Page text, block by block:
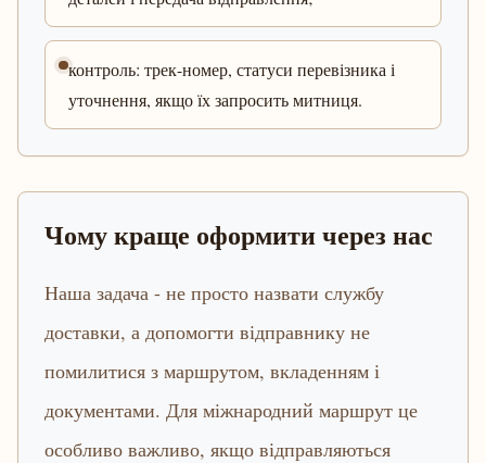
контроль: трек-номер, статуси перевізника і
уточнення, якщо їх запросить митниця.
Чому краще оформити через нас
Наша задача - не просто назвати службу
доставки, а допомогти відправнику не
помилитися з маршрутом, вкладенням і
документами. Для міжнародний маршрут це
особливо важливо, якщо відправляються